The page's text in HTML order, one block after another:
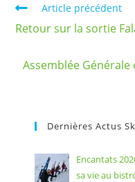
Article précédent
Retour sur la sortie
Assemblée Générale
Dernières Actus
Encantats
sa vie au